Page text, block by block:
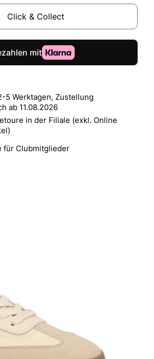
Click & Collect
5 Werktagen, Zustellung
ab 11.08.2026
in der Filiale (exkl. Online
für Clubmitglieder